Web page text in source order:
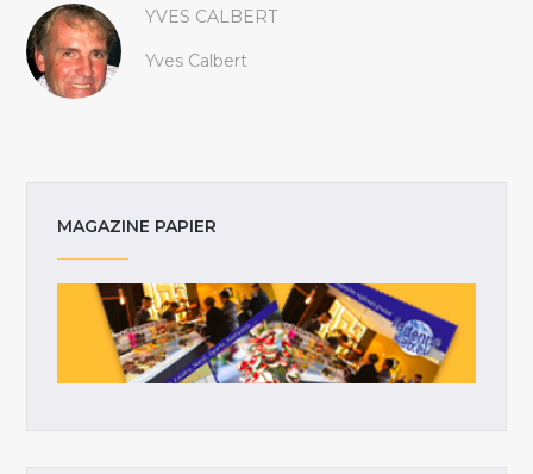
YVES CALBERT
Yves Calbert
MAGAZINE PAPIER